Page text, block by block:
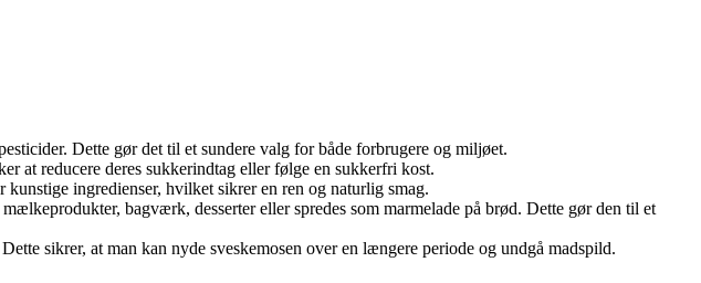
Dette gør det til et sundere valg for både forbrugere og miljøet.
at reducere deres sukkerindtag eller følge en sukkerfri kost.
ingredienser, hvilket sikrer en ren og naturlig smag.
bagværk, desserter eller spredes som marmelade på brød. Dette gør den til et
sikrer, at man kan nyde sveskemosen over en længere periode og undgå madspild.